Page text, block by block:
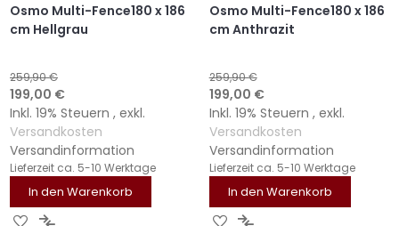
Osmo Multi-Fence180 x 186
cm Hellgrau
259,90 €
Sonderangebot
199,00 €
Inkl. 19% Steuern , exkl.
Versandkosten
Versandinformation
Lieferzeit ca. 5-10 Werktage
In den Warenkorb
ZURZUR
Osmo Multi-Fence180 x 186
cm Anthrazit
259,90 €
Sonderangebot
199,00 €
Inkl. 19% Steuern , exkl.
Versandkosten
Versandinformation
Lieferzeit ca. 5-10 Werktage
In den Warenkorb
ZURZUR